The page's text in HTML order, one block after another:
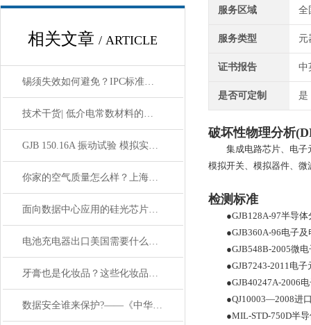
相关文章 / ARTICLE
锡须失效如何避免？IPC标准下的检查方法
技术干货| 低介电常数材料的失效分析
GJB 150.16A 振动试验 模拟实战环境的结构耐久性验证
你家的空气质量怎么样？上海室内空气质量检测来帮你
面向数据中心应用的硅光芯片可靠性验证方法
电池充电器出口美国需要什么证书？GCC合规办理指南
牙膏也是化妆品？这些化妆品误区你“踩”了吗？
数据安全谁来保护?——《中华人民共和国数据安全法》解读
服务区域 全
服务类型 元
证书报告 中
是否可定制 是
破坏性物理分析
集成电路芯片、电子
模拟开关、模拟器件、微
检测标准
●GJB128A-97半导体
●GJB360A-96电子及
●GJB548B-2005微电
●GJB7243-2011电子
●GJB40247A-2006
●QJ10003—2008进
●MIL-STD-750D半